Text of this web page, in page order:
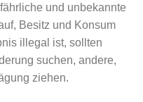
und unbekannte
Besitz und Konsum
illegal ist, sollten
suchen, andere,
ziehen.